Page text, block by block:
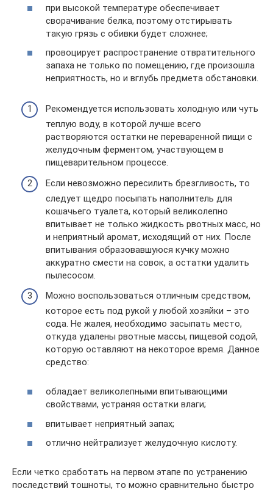
при высокой температуре обеспечивает
сворачивание белка, поэтому отстирывать
такую грязь с обивки будет сложнее;
провоцирует распространение отвратительного
запаха не только по помещению, где произошла
неприятность, но и вглубь предмета обстановки.
Рекомендуется использовать холодную или чуть
теплую воду, в которой лучше всего
растворяются остатки не переваренной пищи с
желудочным ферментом, участвующем в
пищеварительном процессе.
Если невозможно пересилить брезгливость, то
следует щедро посыпать наполнитель для
кошачьего туалета, который великолепно
впитывает не только жидкость рвотных масс, но
и неприятный аромат, исходящий от них. После
впитывания образовавшуюся кучку можно
аккуратно смести на совок, а остатки удалить
пылесосом.
Можно воспользоваться отличным средством,
которое есть под рукой у любой хозяйки – это
сода. Не жалея, необходимо засыпать место,
откуда удалены рвотные массы, пищевой содой,
которую оставляют на некоторое время. Данное
средство:
обладает великолепными впитывающими
свойствами, устраняя остатки влаги;
впитывает неприятный запах;
отлично нейтрализует желудочную кислоту.
Если четко сработать на первом этапе по устранению
последствий тошноты, то можно сравнительно быстро